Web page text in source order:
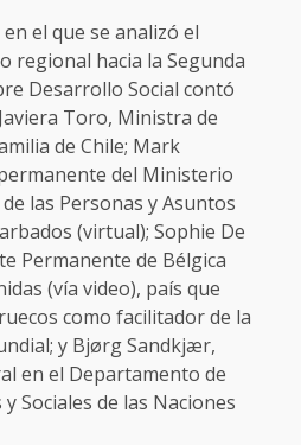
el que se analizó el
regional hacia la Segunda
Desarrollo Social contó
Toro, Ministra de
de Chile; Mark
del Ministerio
las Personas y Asuntos
(virtual); Sophie De
Permanente de Bélgica
(vía video), país que
como facilitador de la
y Bjørg Sandkjær,
en el Departamento de
Sociales de las Naciones